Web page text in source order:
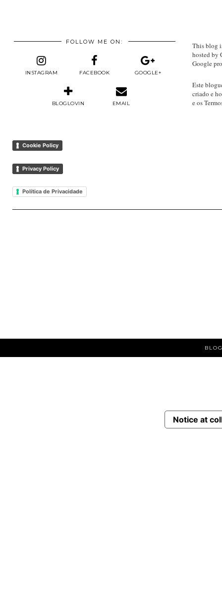
FOLLOW ME ON:
INSTAGRAM FACEBOOK GOOGLE+
BLOGLOVIN EMAIL
This blog
hosted by
Google
Este
criado e
e os
Cookie Policy
Privacy Policy
Política de Privacidade
Notice at